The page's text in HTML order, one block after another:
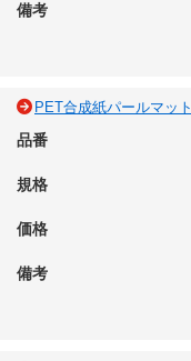
備考
PET合成紙パールマット
品番
規格
価格
備考